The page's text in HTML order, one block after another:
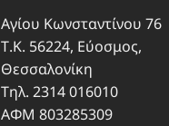
Αγίου Κωνσταντίνου 76
Τ.Κ. 56224, Εύοσμος,
Θεσσαλονίκη
Τηλ. 2314 016010
ΑΦΜ 803285309